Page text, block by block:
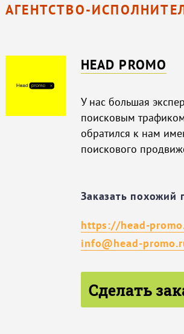
АГЕНТСТВО-
HEAD PROMO
У нас большая
поисковым
обратился к нам
поискового
Заказать похожий
https://head-
info@head-
Сделать